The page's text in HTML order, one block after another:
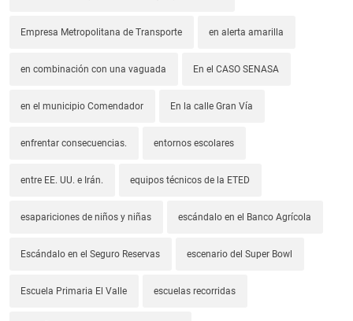
Empresa Metropolitana de Transporte en alerta amarilla
en combinación con una vaguada En el CASO SENASA
en el municipio Comendador En la calle Gran Vía
enfrentar consecuencias. entornos escolares
entre EE. UU. e Irán. equipos técnicos de la ETED
esapariciones de niños y niñas escándalo en el Banco Agrícola
Escándalo en el Seguro Reservas escenario del Super Bowl
Escuela Primaria El Valle escuelas recorridas